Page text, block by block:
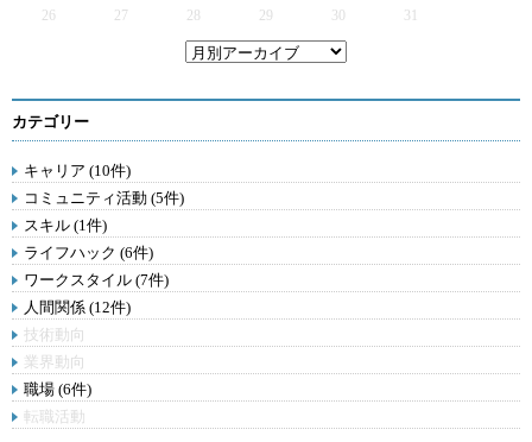
26
27 28 29 30 31
カテゴリー
キャリア (10件)
コミュニティ活動 (5件)
スキル (1件)
ライフハック (6件)
ワークスタイル (7件)
人間関係 (12件)
技術動向
業界動向
職場 (6件)
転職活動